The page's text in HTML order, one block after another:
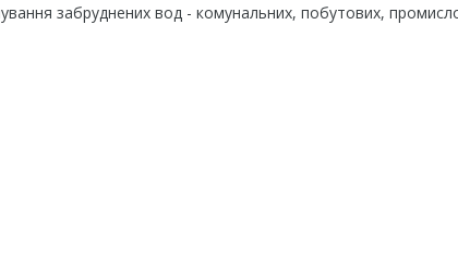
забруднених вод - комунальних, побутових,